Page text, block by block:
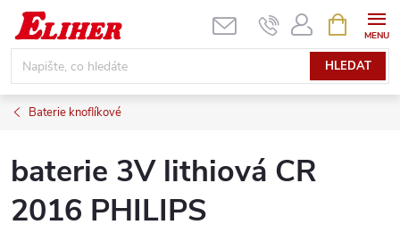
Přejít
obsah
HLEDAT
NÁKUPNÍ
KOŠÍK
Baterie knoflíkové
baterie 3V lithiová CR
2016 PHILIPS